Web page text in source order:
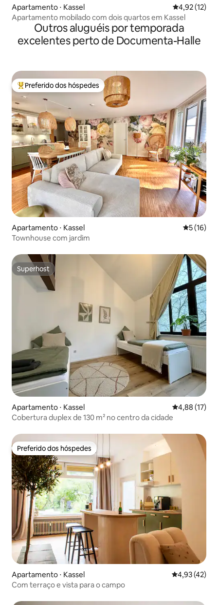
Apartamento ⋅ Kassel 4,92 de uma
4,92 (12)
Apartamento mobilado com dois quartos em Kassel
Outros aluguéis por temporada
excelentes perto de Documenta-Halle
Entre os melhores preferidos dos hóspedes
Preferido dos hóspedes
Apartamento ⋅ Kassel 5 de uma
5 (16)
Townhouse com jardim
Superhost
Superhost
Apartamento ⋅ Kassel 4,88 de uma
4,88 (17)
Cobertura duplex de 130 m² no centro da cidade
Preferido dos hóspedes
Preferido dos hóspedes
Apartamento ⋅ Kassel 4,93 de uma
4,93 (42)
Com terraço e vista para o campo